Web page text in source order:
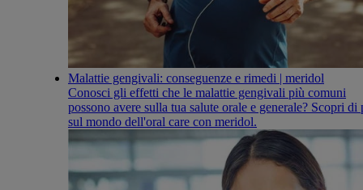
Malattie gengivali: conseguenze e rimedi | meridol
Conosci gli effetti che le malattie gengivali più comuni
possono avere sulla tua salute orale e generale? Scopri di
sul mondo dell'oral care con meridol.